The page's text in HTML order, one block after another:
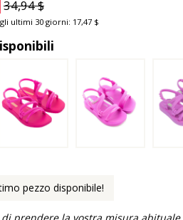
34,94 $
ultimi 30 giorni: 17,47 $
pezzo disponibile!